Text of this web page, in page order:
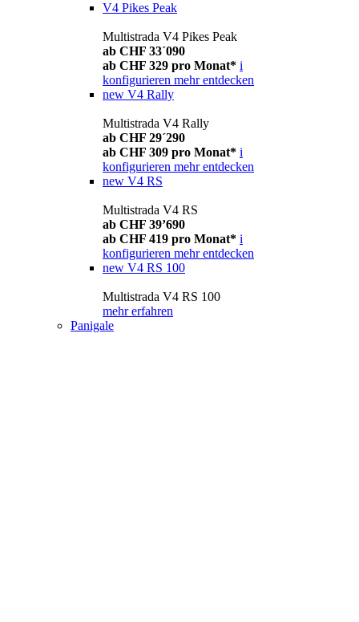
V4 Pikes Peak
Multistrada V4 Pikes Peak
ab CHF 33´090
ab CHF 329 pro Monat* i
konfigurieren mehr entdecken
new V4 Rally
Multistrada V4 Rally
ab CHF 29´290
ab CHF 309 pro Monat* i
konfigurieren mehr entdecken
new V4 RS
Multistrada V4 RS
ab CHF 39’690
ab CHF 419 pro Monat* i
konfigurieren mehr entdecken
new V4 RS 100
Multistrada V4 RS 100
mehr erfahren
Panigale